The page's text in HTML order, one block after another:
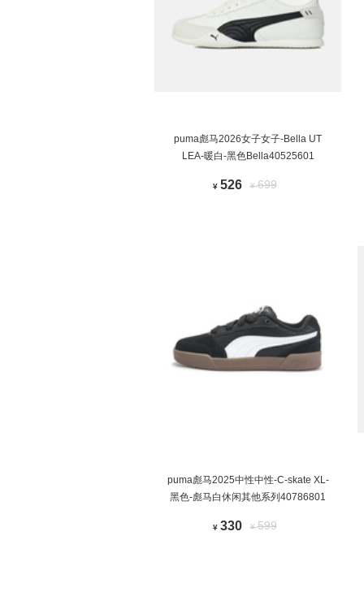
puma彪马2026女子女子-Bella UT
LEA-暖白-黑色Bella40525601
¥ 526 ¥699
puma彪马2025中性中性-C-skate XL-
黑色-彪马白休闲其他系列40786801
¥ 330 ¥599